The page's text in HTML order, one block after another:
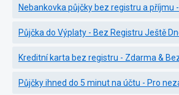
Nebankovka půjčky bez registru a příjmu
Půjčka do Výplaty - Bez Registru Ještě
Kreditní karta bez registru - Zdarma &
Půjčky ihned do 5 minut na účtu - Pro